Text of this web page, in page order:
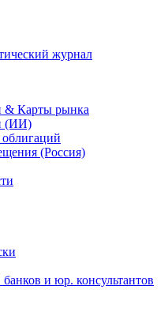
журнал
& Карты рынка
(ИИ)
(Россия)
и юр. консультантов